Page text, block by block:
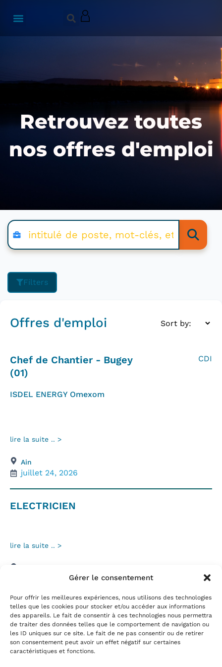
Gérer le consentement
Pour offrir les meilleures expériences, nous utilisons des technologies
telles que les cookies pour stocker et/ou accéder aux informations
des appareils. Le fait de consentir à ces technologies nous permettra
de traiter des données telles que le comportement de navigation ou
les ID uniques sur ce site. Le fait de ne pas consentir ou de retirer
son consentement peut avoir un effet négatif sur certaines
caractéristiques et fonctions.
Retrouvez toutes
nos offres d'emploi
Filters
Offres d'emploi
Chef de Chantier - Bugey
(01)
ISDEL ENERGY Omexom
lire la suite .. >
CDI
Ain
juillet 24, 2026
ELECTRICIEN
lire la suite .. >
janvier 12, 2026